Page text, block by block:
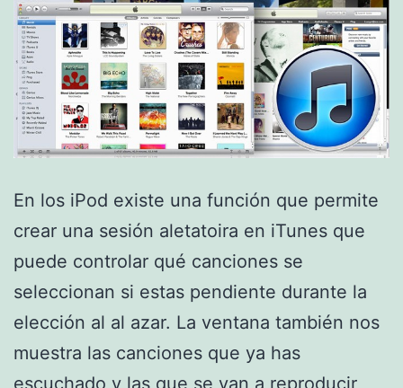
En los iPod existe una función que permite
crear una sesión aletatoira en iTunes que
puede controlar qué canciones se
seleccionan si estas pendiente durante la
elección al al azar. La ventana también nos
muestra las canciones que ya has
escuchado y las que se van a reproducir